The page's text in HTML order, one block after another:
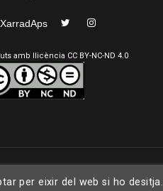
XarradAps
amb llicència CC BY-NC-ND 4.0
per eixir del web si ho desitja.